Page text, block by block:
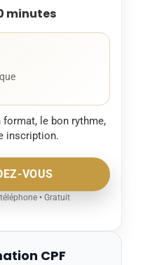
minutes
le bon rythme,
inscription.
VOUS
• Gratuit
CPF